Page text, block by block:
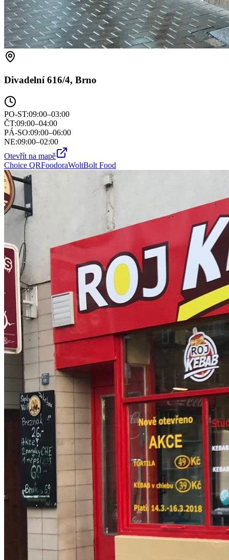
Divadelní 616/4, Brno
PO-ST:09:00–03:00
ČT:09:00–04:00
PÁ-SO:09:00–06:00
NE:09:00–02:00
Otevřít na mapě
Choice QRFoodoraWoltBolt Food